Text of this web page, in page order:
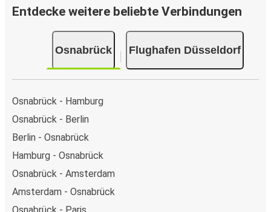
Entdecke weitere beliebte Verbindungen
Osnabrück Flughafen Düsseldorf
Osnabrück - Hamburg
Osnabrück - Berlin
Berlin - Osnabrück
Hamburg - Osnabrück
Osnabrück - Amsterdam
Amsterdam - Osnabrück
Osnabrück - Paris